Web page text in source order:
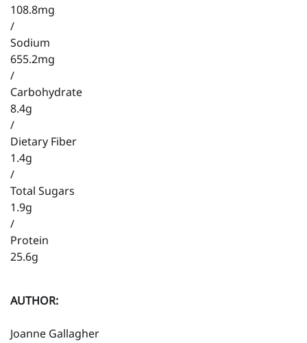
108.8mg
/
Sodium
655.2mg
/
Carbohydrate
8.4g
/
Dietary Fiber
1.4g
/
Total Sugars
1.9g
/
Protein
25.6g
AUTHOR:
Joanne Gallagher